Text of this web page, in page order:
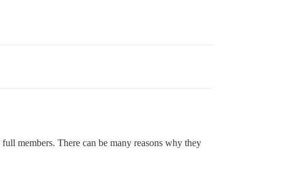
members. There can be many reasons why they